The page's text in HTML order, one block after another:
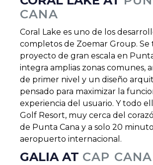
CANA
Coral Lake es uno de los
completos de Zoemar Group. Se
proyecto de gran escala en
integra amplias zonas comunes,
de primer nivel y un diseño
pensado para maximizar la
experiencia del usuario. Y todo
Golf Resort, muy cerca del
de Punta Cana y a solo 20
aeropuerto internacional.
GALIA AT CAP CANA